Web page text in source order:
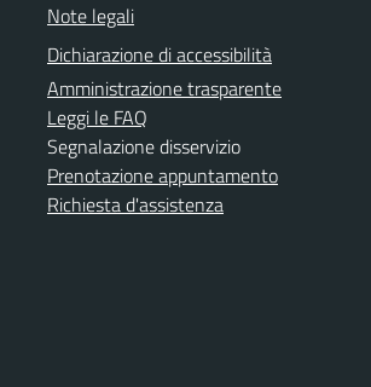
Note legali
Dichiarazione di accessibilità
Amministrazione trasparente
Leggi le FAQ
Segnalazione disservizio
Prenotazione appuntamento
Richiesta d'assistenza